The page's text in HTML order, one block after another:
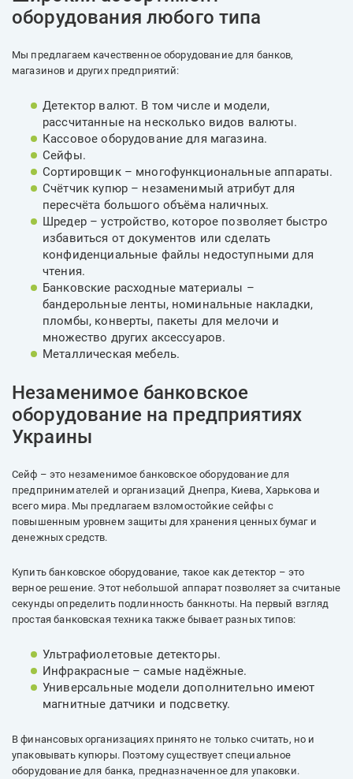
оборудования любого типа
Мы предлагаем качественное оборудование для банков,
магазинов и других предприятий:
Детектор валют. В том числе и модели,
рассчитанные на несколько видов валюты.
Кассовое оборудование для магазина.
Сейфы.
Сортировщик – многофункциональные аппараты.
Счётчик купюр – незаменимый атрибут для
пересчёта большого объёма наличных.
Шредер – устройство, которое позволяет быстро
избавиться от документов или сделать
конфиденциальные файлы недоступными для
чтения.
Банковские расходные материалы –
бандерольные ленты, номинальные накладки,
пломбы, конверты, пакеты для мелочи и
множество других аксессуаров.
Металлическая мебель.
Незаменимое банковское
оборудование на предприятиях
Украины
Сейф – это незаменимое банковское оборудование для
предпринимателей и организаций Днепра, Киева, Харькова и
всего мира. Мы предлагаем взломостойкие сейфы с
повышенным уровнем защиты для хранения ценных бумаг и
денежных средств.
Купить банковское оборудование, такое как детектор – это
верное решение. Этот небольшой аппарат позволяет за считаные
секунды определить подлинность банкноты. На первый взгляд
простая банковская техника также бывает разных типов:
Ультрафиолетовые детекторы.
Инфракрасные – самые надёжные.
Универсальные модели дополнительно имеют
магнитные датчики и подсветку.
В финансовых организациях принято не только считать, но и
упаковывать купюры. Поэтому существует специальное
оборудование для банка, предназначенное для упаковки.